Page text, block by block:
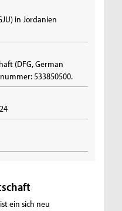
in Jordanien
(DFG, German
533850500.
ein sich neu